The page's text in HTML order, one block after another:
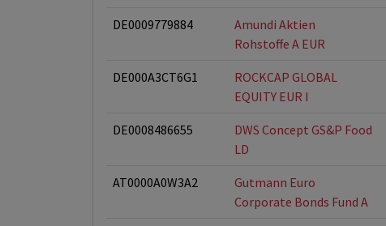
DE0009779884
Amundi Aktien
Rohstoffe A EUR
DE000A3CT6G1
ROCKCAP GLOBAL
EQUITY EUR I
DE0008486655
DWS Concept GS&P Food
LD
AT0000A0W3A2
Gutmann Euro
Corporate Bonds Fund A